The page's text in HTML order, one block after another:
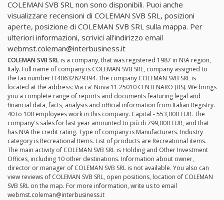
COLEMAN SVB SRL non sono disponibili. Puoi anche
visualizzare recensioni di COLEMAN SVB SRL, posizioni
aperte, posizione di COLEMAN SVB SRL sulla mappa. Per
ulteriori informazioni, scrivici all'indirizzo email
webmst.coleman@interbusiness.it
COLEMAN SVB SRL is a company, that was registered 1987 in N\A region,
Italy. Full name of company is COLEMAN SVB SRL, company assigned to
the tax number IT40632629394. The company COLEMAN SVB SRL is
located at the address: Via ca' Nova 11 25010 CENTENARO (BS). We brings
you a complete range of reports and documents featuring legal and
financial data, facts, analysis and official information from Italian Registry.
40 to 100 employees work in this company. Capital - 553,000 EUR. The
company's sales for last year amounted to più di 799,000 EUR, and that
has N\A the credit rating. Type of company is Manufacturers. Industry
category is Recreational Items. List of products are Recreational items.
The main activity of COLEMAN SVB SRL is Holding and Other Investment
Offices, including 10 other destinations. Information about owner,
director or manager of COLEMAN SVB SRL is not available. You also can
view reviews of COLEMAN SVB SRL, open positions, location of COLEMAN
SVB SRL on the map. For more information, write us to email
webmst.coleman@interbusiness.it